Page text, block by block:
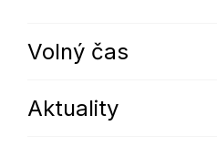
Volný čas
Aktuality